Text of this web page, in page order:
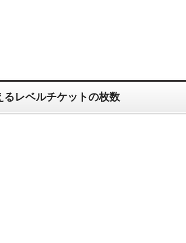
レベルチケットの枚数